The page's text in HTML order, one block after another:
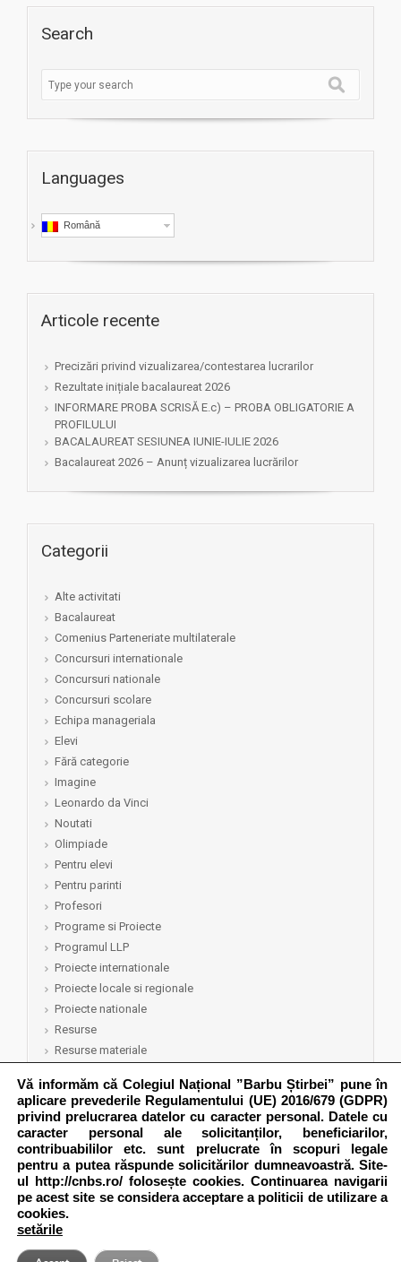
Search
Languages
Română
Articole recente
Precizări privind vizualizarea/contestarea lucrarilor
Rezultate inițiale bacalaureat 2026
INFORMARE PROBA SCRISĂ E.c) – PROBA OBLIGATORIE A
PROFILULUI
BACALAUREAT SESIUNEA IUNIE-IULIE 2026
Bacalaureat 2026 – Anunț vizualizarea lucrărilor
Categorii
Alte activitati
Bacalaureat
Comenius Parteneriate multilaterale
Concursuri internationale
Concursuri nationale
Concursuri scolare
Echipa manageriala
Elevi
Fără categorie
Imagine
Leonardo da Vinci
Noutati
Olimpiade
Pentru elevi
Pentru parinti
Profesori
Programe si Proiecte
Programul LLP
Proiecte internationale
Proiecte locale si regionale
Proiecte nationale
Resurse
Resurse materiale
Rezultate
Semep 2015-2016
Semep 2017-2018
CopyRight 2014 © Colegiul National ,,Barbu Stirbei" Calarasi
Vă informăm că Colegiul Național ”Barbu Știrbei” pune în
aplicare prevederile Regulamentului (UE) 2016/679 (GDPR)
privind prelucrarea datelor cu caracter personal. Datele cu
caracter personal ale solicitanților, beneficiarilor,
contribuabililor etc. sunt prelucrate în scopuri legale
pentru a putea răspunde solicitărilor dumneavoastră. Site-
ul http://cnbs.ro/ folosește cookies. Continuarea navigarii
pe acest site se considera acceptare a politicii de utilizare a
cookies.
setările